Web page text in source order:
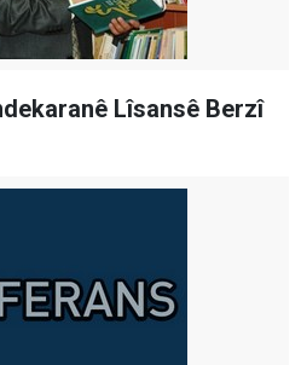
Lîsansê Berzî